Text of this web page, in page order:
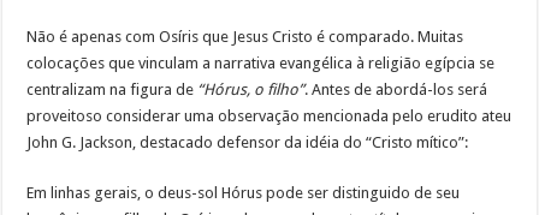
Não é apenas com Osíris que Jesus Cristo é comparado. Muitas
colocações que vinculam a narrativa evangélica à religião egípcia se
centralizam na figura de “Hórus, o filho”. Antes de abordá-los será
proveitoso considerar uma observação mencionada pelo erudito ateu
John G. Jackson, destacado defensor da idéia do “Cristo mítico”:
Em linhas gerais, o deus-sol Hórus pode ser distinguido de seu